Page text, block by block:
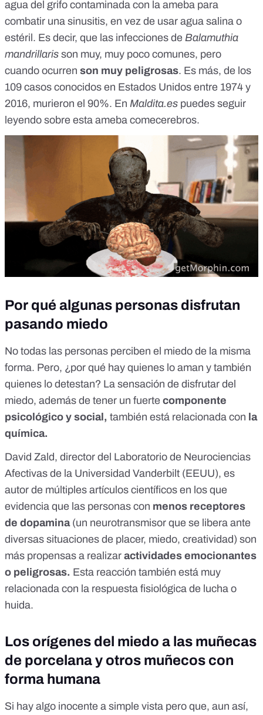
agua del grifo contaminada con la ameba para
combatir una sinusitis, en vez de usar agua salina o
estéril. Es decir, que las infecciones de Balamuthia
mandrillaris son muy, muy poco comunes, pero
cuando ocurren son muy peligrosas. Es más, de los
109 casos conocidos en Estados Unidos entre 1974 y
2016, murieron el 90%. En Maldita.es puedes seguir
leyendo sobre esta ameba comecerebros.
Por qué algunas personas disfrutan
pasando miedo
No todas las personas perciben el miedo de la misma
forma. Pero, ¿por qué hay quienes lo aman y también
quienes lo detestan? La sensación de disfrutar del
miedo, además de tener un fuerte componente
psicológico y social, también está relacionada con la
química.
David Zald, director del Laboratorio de Neurociencias
Afectivas de la Universidad Vanderbilt (EEUU), es
autor de múltiples artículos científicos en los que
evidencia que las personas con menos receptores
de dopamina(un neurotransmisor que se libera ante
diversas situaciones de placer, miedo, creatividad) son
más propensas a realizar actividades emocionantes
o peligrosas. Esta reacción también está muy
relacionada con la respuesta fisiológica de lucha o
huida.
Los orígenes del miedo a las muñecas
de porcelana y otros muñecos con
forma humana
Si hay algo inocente a simple vista pero que, aun así,